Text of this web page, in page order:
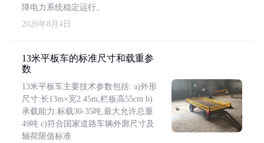
障电力系统稳定运行。
2026年8月4日
13米平板车的标准尺寸和载重参
数
13米平板车主要技术参数包括: a)外形
尺寸:长13m×宽2.45m,栏板高55cm b)
承载能力:标载30-35吨,最大允许总重
49吨 c)符合国家道路车辆外廓尺寸及
轴荷限值标准